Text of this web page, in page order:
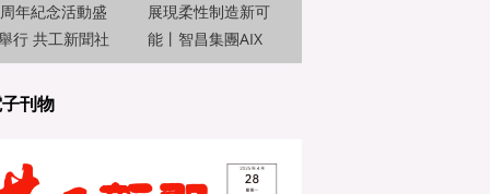
年紀念活動盛
行 共工新聞社
新聞觀察員前
擊
展現柔性制造新可
能丨智昌集團AIX
機器人亮相2025世
刊物